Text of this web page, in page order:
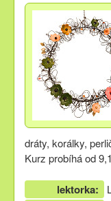
dráty, korálky,
Kurz probíhá od
lektorka: